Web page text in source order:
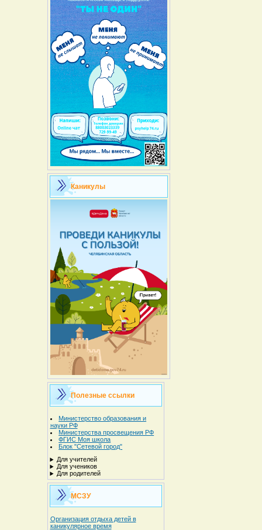
Каникулы
Полезные ссылки
Министерство образования и
науки РФ
Министерства просвещения РФ
ФГИС Моя школа
Блок "Сетевой город"
Для учителей
Для учеников
Для родителей
МСЗУ
Организация отдыха детей в
каникулярное время